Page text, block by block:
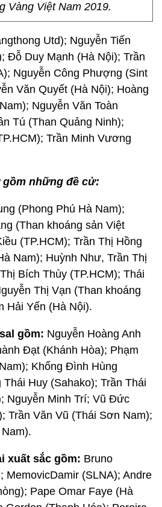
Vàng Việt Nam 2019.
Utd); Nguyễn Tiến
Đỗ Duy Mạnh (Hà Nội); Trần
Nguyễn Công Phượng (Sint
Văn Quyết (Hà Nội); Hoàng
Nguyễn Văn Toàn
Tú (Than Quảng Ninh);
Trần Minh Vương
gồm những đề cử:
(Phong Phú Hà Nam);
(Than khoáng sản Việt
(TP.HCM); Trần Thị Hồng
Nam); Huỳnh Như, Trần Thị
Bích Thùy (TP.HCM); Thái
Thị Vạn (Than khoáng
Hải Yến (Hà Nội).
gồm: Nguyễn Hoàng Anh
Đạt (Khánh Hòa); Phạm
Khổng Đình Hùng
Huy (Sahako); Trần Thái
Nguyễn Minh Trí; Vũ Đức
Trần Văn Vũ (Thái Sơn Nam);
xuất sắc gồm: Bruno
MemovicDamir (SLNA); Andre
Pape Omar Faye (Hà